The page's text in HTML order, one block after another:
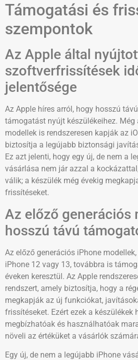
Támogatási és
szempontok
Az Apple által
szoftverfrissítések
jelentősége
Az Apple híres arról, hogy hosszú
támogatást nyújt készülékeihez. Még
modellek is rendszeresen kapják az
biztosítja a legújabb biztonsági
Ez azt jelenti, hogy egy új, de nem a
vásárlása nem jár azzal a
válik; a készülék még évekig
frissítéseket.
Az előző generációs
hosszú távú
Az előző generációs iPhone
iPhone 12 vagy 13, továbbra is
éveken keresztül. Az Apple
rendszert, amely biztosítja, hogy a
megkapják az új funkciókat,
frissítéseket. Ezért ezek a készülékek
megbízhatóak és használhatóak
növeli az értéküket a vásárlók
Egy új, de nem a legújabb iPhone